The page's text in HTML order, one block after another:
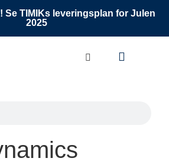
Se TIMIKs leveringsplan for Julen
2025